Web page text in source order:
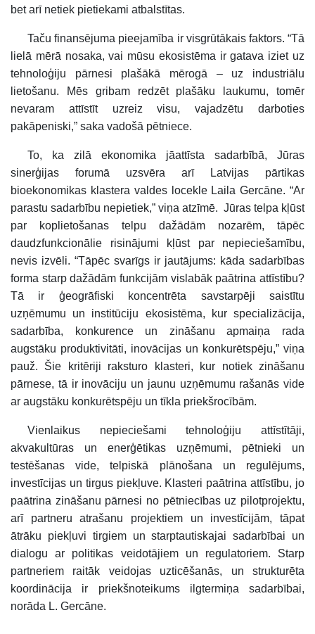
bet arī netiek pietiekami atbalstītas.
Taču finansējuma pieejamība ir visgrūtākais faktors. “Tā
lielā mērā nosaka, vai mūsu ekosistēma ir gatava iziet uz
tehnoloģiju pārnesi plašākā mērogā – uz industriālu
lietošanu. Mēs gribam redzēt plašāku laukumu, tomēr
nevaram attīstīt uzreiz visu, vajadzētu darboties
pakāpeniski,” saka vadošā pētniece.
To, ka zilā ekonomika jāattīsta sadarbībā, Jūras
sinerģijas forumā uzsvēra arī Latvijas pārtikas
bioekonomikas klastera valdes locekle Laila Gercāne. “Ar
parastu sadarbību nepietiek,” viņa atzīmē. Jūras telpa kļūst
par koplietošanas telpu dažādām nozarēm, tāpēc
daudzfunkcionālie risinājumi kļūst par nepieciešamību,
nevis izvēli. “Tāpēc svarīgs ir jautājums: kāda sadarbības
forma starp dažādām funkcijām vislabāk paātrina attīstību?
Tā ir ģeogrāfiski koncentrēta savstarpēji saistītu
uzņēmumu un institūciju ekosistēma, kur specializācija,
sadarbība, konkurence un zināšanu apmaiņa rada
augstāku produktivitāti, inovācijas un konkurētspēju,” viņa
pauž. Šie kritēriji raksturo klasteri, kur notiek zināšanu
pārnese, tā ir inovāciju un jaunu uzņēmumu rašanās vide
ar augstāku konkurētspēju un tīkla priekšrocībām.
Vienlaikus nepieciešami tehnoloģiju attīstītāji,
akvakultūras un enerģētikas uzņēmumi, pētnieki un
testēšanas vide, telpiskā plānošana un regulējums,
investīcijas un tirgus piekļuve. Klasteri paātrina attīstību, jo
paātrina zināšanu pārnesi no pētniecības uz pilotprojektu,
arī partneru atrašanu projektiem un investīcijām, tāpat
ātrāku piekļuvi tirgiem un starptautiskajai sadarbībai un
dialogu ar politikas veidotājiem un regulatoriem. Starp
partneriem raitāk veidojas uzticēšanās, un strukturēta
koordinācija ir priekšnoteikums ilgtermiņa sadarbībai,
norāda L. Gercāne.